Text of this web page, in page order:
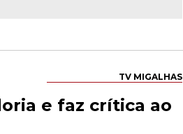
TV MIGALHAS
e faz crítica ao